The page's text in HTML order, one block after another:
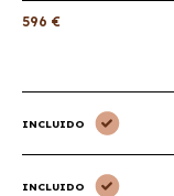
596 €
INCLUIDO
INCLUIDO